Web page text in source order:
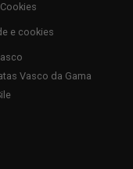
e cookies
Vasco da Gama